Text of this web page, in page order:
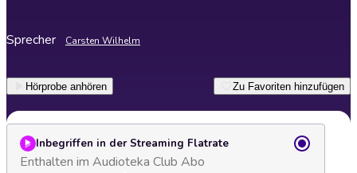
Sprecher Carsten Wilhelm
Hörprobe anhören Zu Favoriten hinzufügen
Inbegriffen in der Streaming Flatrate
Enthalten im Audioteka Club Abo